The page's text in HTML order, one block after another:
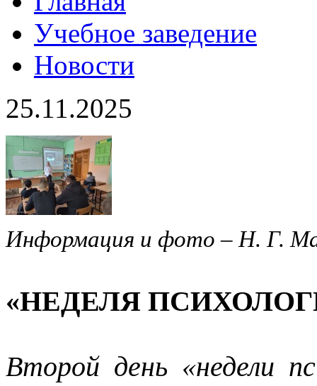
Учебное заведение
Новости
25.11.2025
Информация и фото – Н. Г.
«НЕДЕЛЯ
Второй день «недели